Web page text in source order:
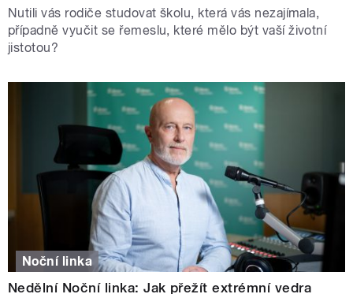
Nutili vás rodiče studovat školu, která vás nezajímala,
případně vyučit se řemeslu, které mělo být vaší životní
jistotou?
Noční linka
Nedělní Noční linka: Jak přežít extrémní vedra